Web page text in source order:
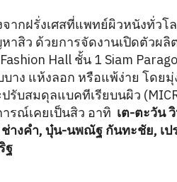
จากฝรั่งเศสที่แพทย์ผิวหนังทั่ว
สิว ด้วยการจัดงานเปิดตัวผลิ
Fashion Hall ชั้น 1 Siam
าง แห้งลอก หรือแพ้ง่าย โดย
บสมดุลแบคทีเรียบนผิว
รณ์เคยเป็นสิว อาทิ เต-ตะวัน
างคำ, บุ๋น-นพณัฐ กันทะชัย, เ
ฐ